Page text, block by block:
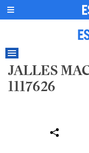
JALLES
1117626